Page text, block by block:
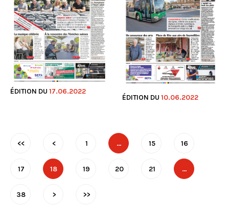
ÉDITION DU 17.06.2022
ÉDITION DU 10.06.2022
<< < 1 … 15 16
17 18 19 20 21 …
38 > >>